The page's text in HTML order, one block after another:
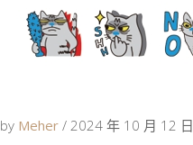
by Meher 2024 年 10 月 12 日